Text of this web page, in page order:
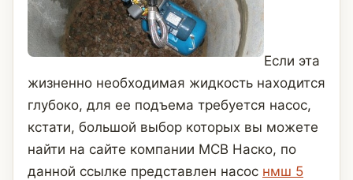
Если эта
жизненно необходимая жидкость находится
глубоко, для ее подъема требуется насос,
кстати, большой выбор которых вы можете
найти на сайте компании МСВ Наско, по
данной ссылке представлен насос нмш 5